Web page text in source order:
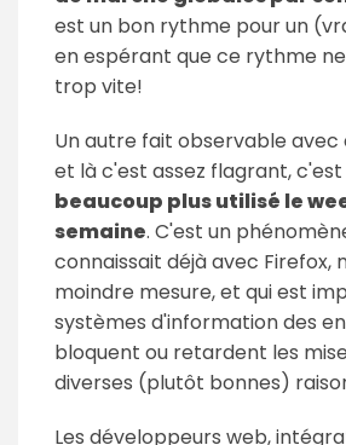
est un bon rythme pour un
en espérant que ce rythme
trop vite!
Un autre fait observable avec
et là c'est assez flagrant, c'est
beaucoup plus utilisé le
semaine. C'est un
connaissait déjà avec Firefox,
moindre mesure, et qui est
systèmes d'information des
bloquent ou retardent les
diverses (plutôt bonnes)
Les développeurs web,